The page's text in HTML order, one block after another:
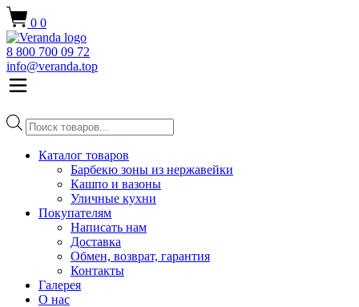
0 0
8 800 700 09 72
info@veranda.top
Поиск
товаров
Каталог товаров
Барбекю зоны из нержавейки
Кашпо и вазоны
Уличные кухни
Покупателям
Написать нам
Доставка
Обмен, возврат, гарантия
Контакты
Галерея
О нас